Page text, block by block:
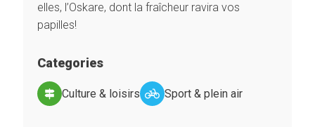
elles, l’Oskare, dont la fraîcheur ravira vos
papilles!
Categories
Culture & loisirs Sport & plein air